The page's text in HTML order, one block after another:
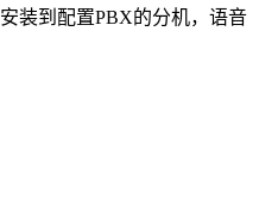
装到配置PBX的分机，语音